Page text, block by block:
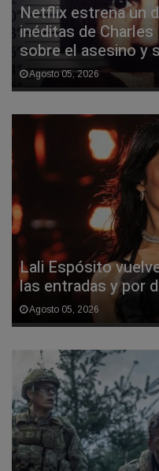
Netflix estrena un
inéditas de
sobre el asesino y
Agosto 05, 2026
Lali Espósito
las entradas y por
Agosto 05, 2026